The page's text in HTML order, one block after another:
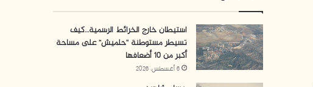
استيطان خارج الخرائط الرسمية…كيف
تسيطر مستوطنة “حلميش” على مساحة
أكبر من 10 أضعافها
6 أغسطس، 2026